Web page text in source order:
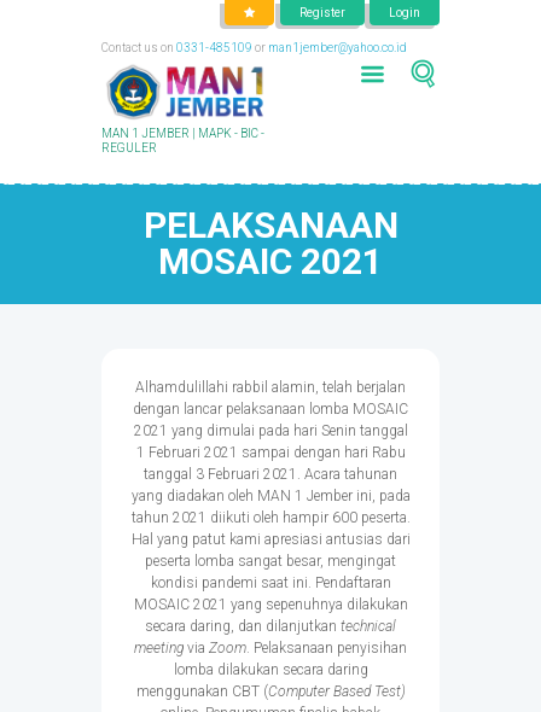
Register Login
Contact us on 0331-485109 or man1jember@yahoo.co.id
MAN 1 JEMBER | MAPK - BIC -
REGULER
PELAKSANAAN
MOSAIC 2021
Alhamdulillahi rabbil alamin, telah berjalan
dengan lancar pelaksanaan lomba MOSAIC
2021 yang dimulai pada hari Senin tanggal
1 Februari 2021 sampai dengan hari Rabu
tanggal 3 Februari 2021. Acara tahunan
yang diadakan oleh MAN 1 Jember ini, pada
tahun 2021 diikuti oleh hampir 600 peserta.
Hal yang patut kami apresiasi antusias dari
peserta lomba sangat besar, mengingat
kondisi pandemi saat ini. Pendaftaran
MOSAIC 2021 yang sepenuhnya dilakukan
secara daring, dan dilanjutkan technical
meeting via Zoom . Pelaksanaan penyisihan
lomba dilakukan secara daring
menggunakan CBT (Computer Based Test)